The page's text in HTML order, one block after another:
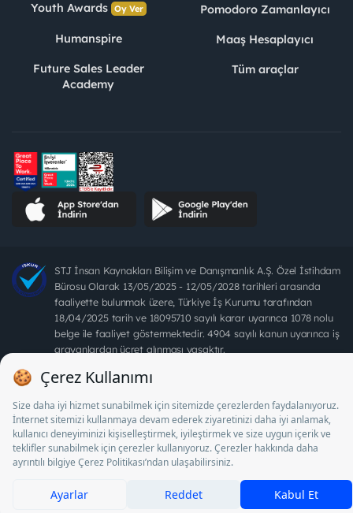
Youth Awards Oy Ver
Humanspire
Future Sales Leader
Academy
Pomodoro Zamanlayıcı
Maaş Hesaplayıcı
Tüm araçlar
STJ İnsan Kaynakları Bilişim ve Danışmanlık A.Ş. Özel İstihdam
Bürosu Olarak 13/05/2025 - 12/05/2028 tarihleri arasında
faaliyette bulunmak üzere, Türkiye İş Kurumu tarafından
18/04/2025 tarih ve 18095710 sayılı karar uyarınca 1078 nolu
belge ile faaliyet göstermektedir. 4904 sayılı kanun uyarınca iş
arayanlardan ücret alınması yasaktır.